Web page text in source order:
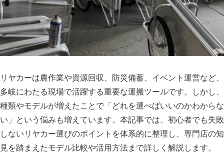
リヤカーは農作業や資源回収、防災備蓄、イベント運営など、
多岐にわたる現場で活躍する重要な運搬ツールです。しかし、
種類やモデルが増えたことで「どれを選べばいいのかわからな
い」という悩みも増えています。本記事では、初心者でも失敗
しないリヤカー選びのポイントを体系的に整理し、専門店の知
見を踏まえたモデル比較や活用方法まで詳しく解説します。